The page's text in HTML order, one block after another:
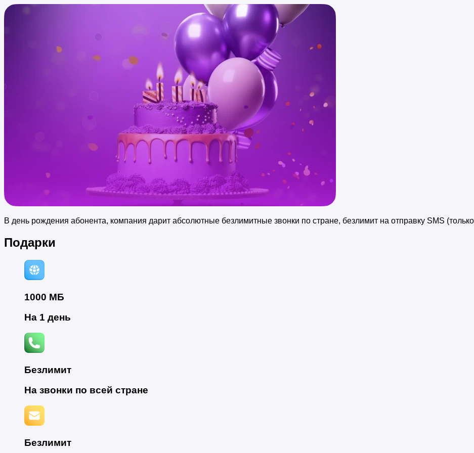
В день рождения абонента, компания дарит абсолютные безлимитные звонки по стране, безлимит на отправку SMS
Подарки
1000 МБ
На 1 день
Безлимит
На звонки по всей стране
Безлимит